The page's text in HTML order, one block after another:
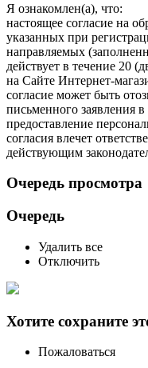
Я ознакомлен(а), что:
настоящее согласие на
указанных при
направляемых
действует в течение 20
на Cайте Интернет-
согласие может быть
письменного заявления
предоставление
согласия влечет
действующим
Очередь просмотра
Очередь
Удалить все
Отключить
Хотите сохраните
Пожаловаться